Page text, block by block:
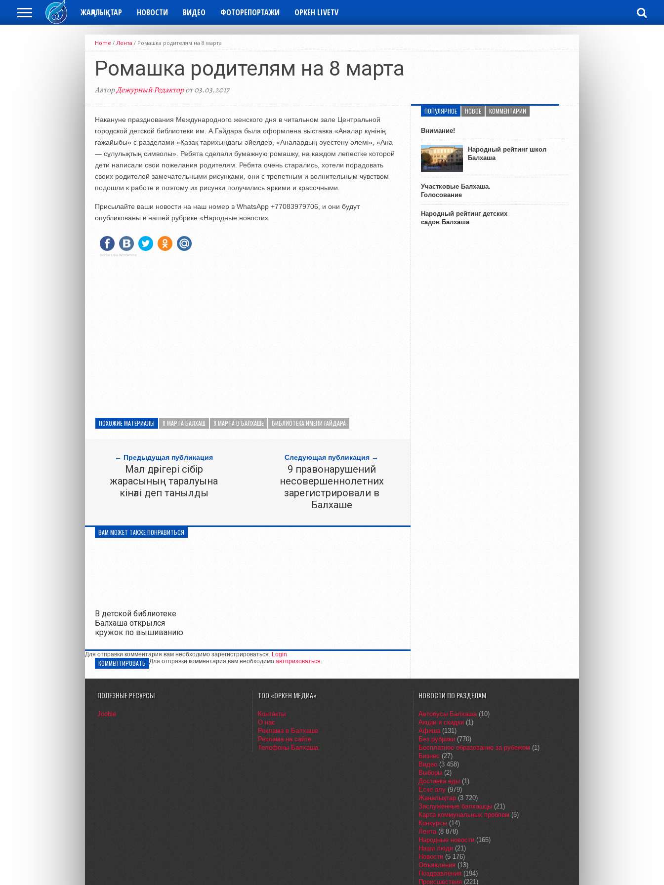
ЖАҢАЛЫҚТАР НОВОСТИ ВИДЕО ФОТОРЕПОРТАЖИ ОРКЕН LIVETV
Home / Лента / Ромашка родителям на 8 марта
Ромашка родителям на 8 марта
АвторДежурный Редакторот 03.03.2017
Накануне празднования Международного женского дня в читальном зале Центральной
городской детской библиотеки им. А.Гайдара была оформлена выставка «Аналар күнінің
ғажайыбы» с разделами «Қазақ тарихындағы әйелдер, «Аналардың әуестену әлемі», «Ана
— сұлулықтың символы». Ребята сделали бумажную ромашку, на каждом лепестке которой
дети написали свои пожелания родителям. Ребята очень старались, хотели порадовать
своих родителей замечательными рисунками, они с трепетным и волнительным чувством
подошли к работе и поэтому их рисунки получились яркими и красочными.
Присылайте ваши новости на наш номер в WhatsApp +77083979706, и они будут
опубликованы в нашей рубрике «Народные новости»
Social Like WordPress
ПОХОЖИЕ МАТЕРИАЛЫ 8 МАРТА БАЛХАШ 8 МАРТА В БАЛХАШЕ БИБЛИОТЕКА ИМЕНИ ГАЙДАРА
← Предыдущая публикация
Мал дәрігері сібір
жарасының таралуына
кінәлі деп танылды
Следующая публикация →
9 правонарушений
несовершеннолетних
зарегистрировали в
Балхаше
ВАМ МОЖЕТ ТАКЖЕ ПОНРАВИТЬСЯ
В детской библиотеке
Балхаша открылся
кружок по вышиванию
Для отправки комментария вам необходимо зарегистрироваться. Login
КОММЕНТИРОВАТЬ Для отправки комментария вам необходимо авторизоваться.
ПОПУЛЯРНОЕ НОВОЕ КОММЕНТАРИИ
Внимание!
Народный рейтинг школ
Балхаша
Участковые Балхаша.
Голосование
Народный рейтинг детских
садов Балхаша
ПОЛЕЗНЫЕ РЕСУРСЫ
Jooble
ТОО «ОРКЕН МЕДИА»
Контакты
О нас
Реклама в Балхаше
Реклама на сайте
Телефоны Балхаша
НОВОСТИ ПО РАЗДЕЛАМ
Автобусы Балхаша(10)
Акции и скидки (1)
Афиша(131)
Без рубрики (770)
Бесплатное образование за рубежом (1)
Бизнес (27)
Видео (3 458)
Выборы (2)
Доставка еды (1)
Еске алу (979)
Жаңалықтар (3 720)
Заслуженные балхашцы (21)
Карта коммунальных проблем (5)
Конкурсы (14)
Лента(8 878)
Народные новости (165)
Наши люди (21)
Новости (5 176)
Объявления (13)
Поздравления (194)
Происшествия (221)